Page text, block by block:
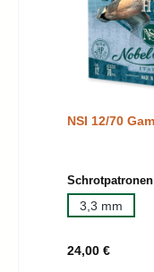
NSI 12/70
Schrotpatronen
3,3 mm
Regulärer Preis:
24,00 €